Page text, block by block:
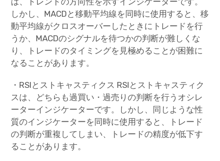
しかし、MACDと移動平均線を同時に使用すると、移
動平均線がクロスオーバーしたときにトレードを行
うか、MACDのシグナルを待つかの判断が難しくな
り、トレードのタイミングを見極めることが困難に
なることがあります。
・RSIとストキャスティクス RSIとストキャスティク
スは、どちらも過買い・過売りの判断を行うオシレ
ーターインジケーターです。しかし、同じような性
質のインジケーターを同時に使用すると、トレード
の判断が重複してしまい、トレードの精度が低下す
ることがあります。